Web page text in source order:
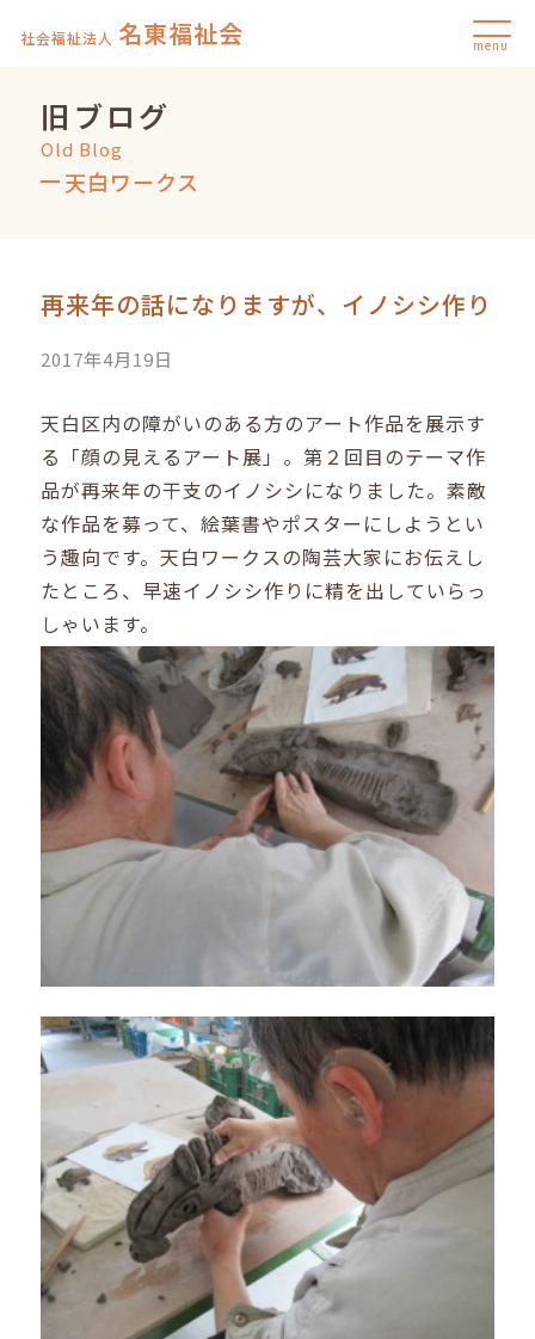
社会福祉法人 名東福祉会 menu
旧ブログ
Old Blog
天白ワークス
再来年の話になりますが、イノシシ作り
2017年4月19日
天白区内の障がいのある方のアート作品を展示す
る「顔の見えるアート展」。第２回目のテーマ作
品が再来年の干支のイノシシになりました。素敵
な作品を募って、絵葉書やポスターにしようとい
う趣向です。天白ワークスの陶芸大家にお伝えし
たところ、早速イノシシ作りに精を出していらっ
しゃいます。